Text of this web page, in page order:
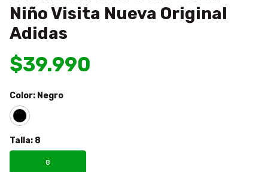
Niño Visita Nueva Original
Adidas
$39.990
Color: Negro
Talla: 8
8